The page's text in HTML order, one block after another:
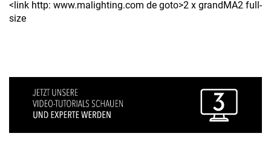
<link http: www.malighting.com de goto>2 x grandMA2 full-
size